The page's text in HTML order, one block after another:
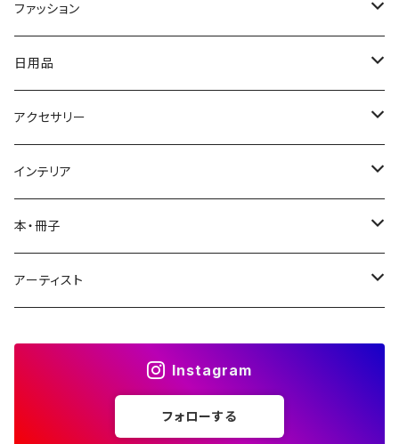
ファッション
Tシャツ・ウェア
ドライTシャツ
ハイクオリティシャツ
バッグ
トートバッグ
日用品
ボトル
サーモステンレスボトル
布製品
風呂敷
手ぬぐい
文房具
御朱印帳
アクセサリー
アクリルグッズ
アクリルキーホルダー
インテリア
アクリルグッズ
アクリルパネル
カレンダー
本・冊子
マンガ
アーティスト
Instagram
フォローする